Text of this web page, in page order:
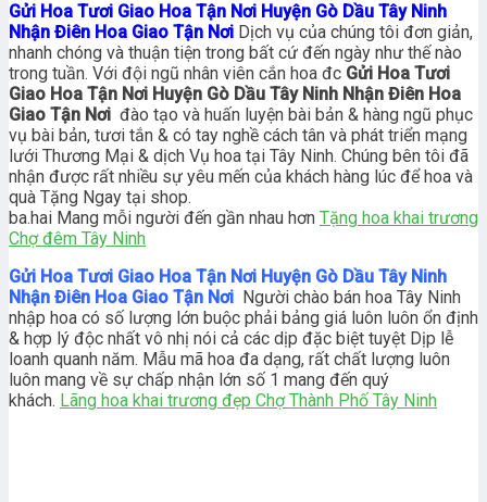
Gửi Hoa Tươi Giao Hoa Tận Nơi Huyện Gò Dầu Tây Ninh
Nhận Điên Hoa Giao Tận Nơi Dịch vụ của chúng tôi đơn giản,
nhanh chóng và thuận tiện trong bất cứ đến ngày như thế nào
trong tuần. Với đội ngũ nhân viên cắn hoa đc Gửi Hoa Tươi
Giao Hoa Tận Nơi Huyện Gò Dầu Tây Ninh Nhận Điên Hoa
Giao Tận Nơi đào tạo và huấn luyện bài bản & hàng ngũ phục
vụ bài bản, tươi tắn & có tay nghề cách tân và phát triển mạng
lưới Thương Mại & dịch Vụ hoa tại Tây Ninh. Chúng bên tôi đã
nhận được rất nhiều sự yêu mến của khách hàng lúc để hoa và
quà Tặng Ngay tại shop.
ba.hai Mang mỗi người đến gần nhau hơn Tặng hoa khai trương
Chợ đêm Tây Ninh
Gửi Hoa Tươi Giao Hoa Tận Nơi Huyện Gò Dầu Tây Ninh
Nhận Điên Hoa Giao Tận Nơi Người chào bán hoa Tây Ninh
nhập hoa có số lượng lớn buộc phải bảng giá luôn luôn ổn định
& hợp lý độc nhất vô nhị nói cả các dịp đặc biệt tuyệt Dịp lễ
loanh quanh năm. Mẫu mã hoa đa dạng, rất chất lượng luôn
luôn mang về sự chấp nhận lớn số 1 mang đến quý
khách. Lãng hoa khai trương đẹp Chợ Thành Phố Tây Ninh